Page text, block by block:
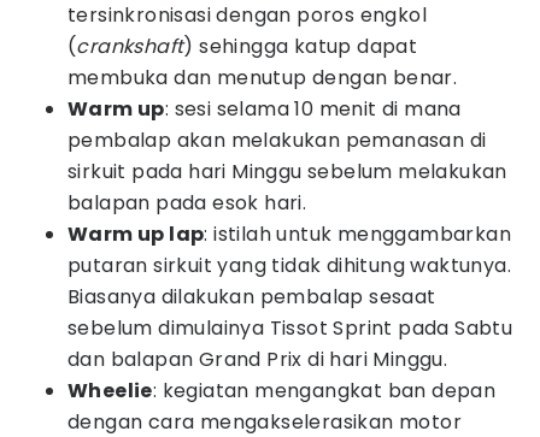
tersinkronisasi dengan poros engkol
(crankshaft) sehingga katup dapat
membuka dan menutup dengan benar.
Warm up: sesi selama 10 menit di mana
pembalap akan melakukan pemanasan di
sirkuit pada hari Minggu sebelum melakukan
balapan pada esok hari.
Warm up lap: istilah untuk menggambarkan
putaran sirkuit yang tidak dihitung waktunya.
Biasanya dilakukan pembalap sesaat
sebelum dimulainya Tissot Sprint pada Sabtu
dan balapan Grand Prix di hari Minggu.
Wheelie: kegiatan mengangkat ban depan
dengan cara mengakselerasikan motor